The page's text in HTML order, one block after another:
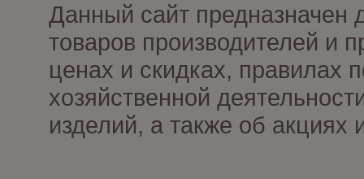
Данный сайт предназначен
товаров производителей и
ценах и скидках, правилах
хозяйственной
изделий, а также об